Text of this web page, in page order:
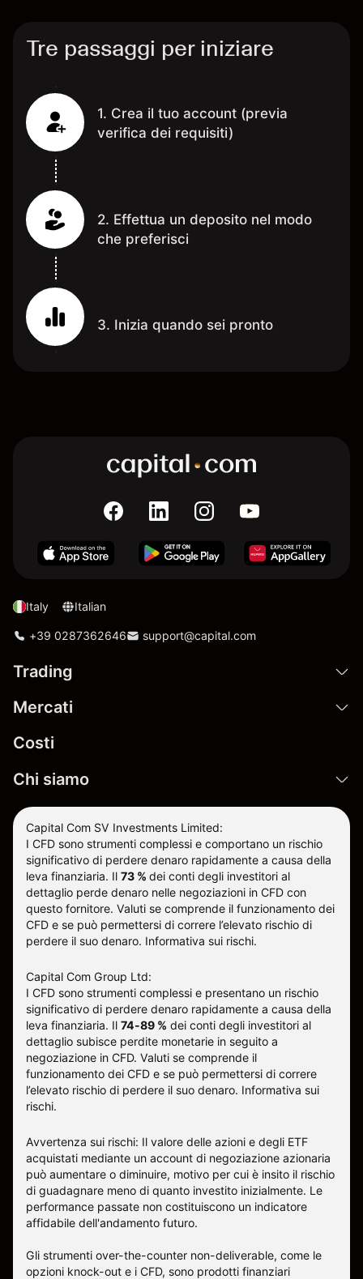
Tre passaggi per iniziare
1. Crea il tuo account (previa
verifica dei requisiti)
2. Effettua un deposito nel modo
che preferisci
3. Inizia quando sei pronto
Italy Italian
+39 0287362646 support@capital.com
Trading
Mercati
Costi
Chi siamo
Capital Com SV Investments Limited:
I CFD sono strumenti complessi e comportano un rischio
significativo di perdere denaro rapidamente a causa della
leva finanziaria. Il 73 % dei conti degli investitori al
dettaglio perde denaro nelle negoziazioni in CFD con
questo fornitore. Valuti se comprende il funzionamento dei
CFD e se può permettersi di correre l’elevato rischio di
perdere il suo denaro. Informativa sui rischi.
Capital Com Group Ltd:
I CFD sono strumenti complessi e presentano un rischio
significativo di perdere denaro rapidamente a causa della
leva finanziaria. Il 74-89 % dei conti degli investitori al
dettaglio subisce perdite monetarie in seguito a
negoziazione in CFD. Valuti se comprende il
funzionamento dei CFD e se può permettersi di correre
l’elevato rischio di perdere il suo denaro. Informativa sui
rischi.
Avvertenza sui rischi: Il valore delle azioni e degli ETF
acquistati mediante un account di negoziazione azionaria
può aumentare o diminuire, motivo per cui è insito il rischio
di guadagnare meno di quanto investito inizialmente. Le
performance passate non costituiscono un indicatore
affidabile dell'andamento futuro.
Gli strumenti over-the-counter non-deliverable, come le
opzioni knock-out e i CFD, sono prodotti finanziari